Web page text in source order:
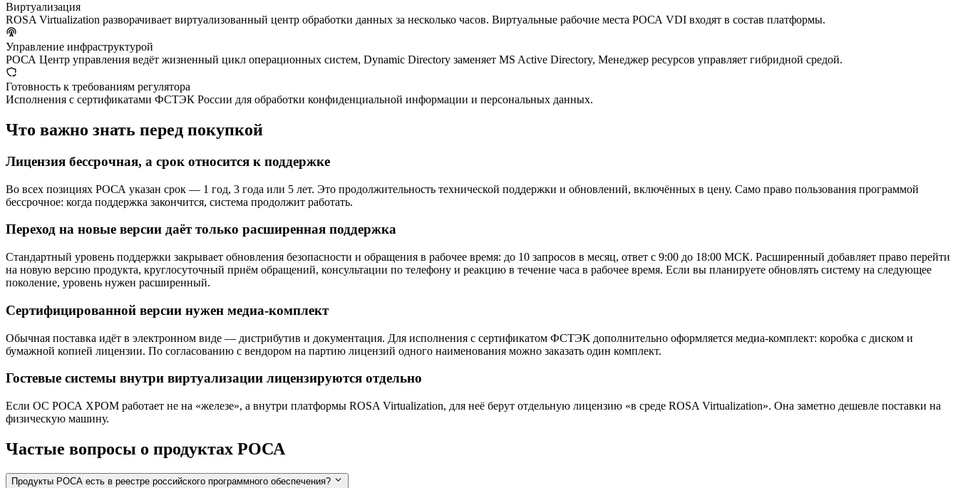
Виртуализация
ROSA Virtualization разворачивает виртуализованный центр обработки данных за несколько часов. Виртуальные рабочие места РОСА VDI входят в состав платформы.
Управление инфраструктурой
РОСА Центр управления ведёт жизненный цикл операционных систем, Dynamic Directory заменяет MS Active Directory, Менеджер ресурсов управляет гибридной средой.
Готовность к требованиям регулятора
Исполнения с сертификатами ФСТЭК России для обработки конфиденциальной информации и персональных данных.
Что важно знать перед покупкой
Лицензия бессрочная, а срок относится к поддержке
Во всех позициях РОСА указан срок — 1 год, 3 года или 5 лет. Это продолжительность технической поддержки и обновлений, включённых в цену. Само право пользования программой
бессрочное: когда поддержка закончится, система продолжит работать.
Переход на новые версии даёт только расширенная поддержка
Стандартный уровень поддержки закрывает обновления безопасности и обращения в рабочее время: до 10 запросов в месяц, ответ с 9:00 до 18:00 МСК. Расширенный добавляет право перейти
на новую версию продукта, круглосуточный приём обращений, консультации по телефону и реакцию в течение часа в рабочее время. Если вы планируете обновлять систему на следующее
поколение, уровень нужен расширенный.
Сертифицированной версии нужен медиа-комплект
Обычная поставка идёт в электронном виде — дистрибутив и документация. Для исполнения с сертификатом ФСТЭК дополнительно оформляется медиа-комплект: коробка с диском и
бумажной копией лицензии. По согласованию с вендором на партию лицензий одного наименования можно заказать один комплект.
Гостевые системы внутри виртуализации лицензируются отдельно
Если ОС РОСА ХРОМ работает не на «железе», а внутри платформы ROSA Virtualization, для неё берут отдельную лицензию «в среде ROSA Virtualization». Она заметно дешевле поставки на
физическую машину.
Частые вопросы о продуктах РОСА
Продукты РОСА есть в реестре российского программного обеспечения?